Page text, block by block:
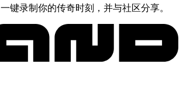
一键录制你的传奇时刻，并与社区分享。